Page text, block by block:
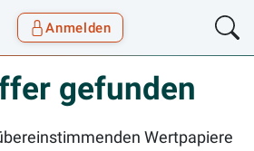
Anmelden
gefunden
Wertpapiere